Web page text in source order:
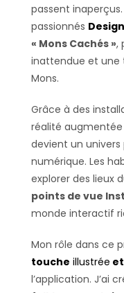
passent
passionnés
« Mons Cachés »,
inattendue et une
Mons.
Grâce à des
réalité
devient un univers
numérique. Les
explorer des lieux
points de vue
monde interactif
Mon rôle dans ce
touche illustrée
l’application. J’ai